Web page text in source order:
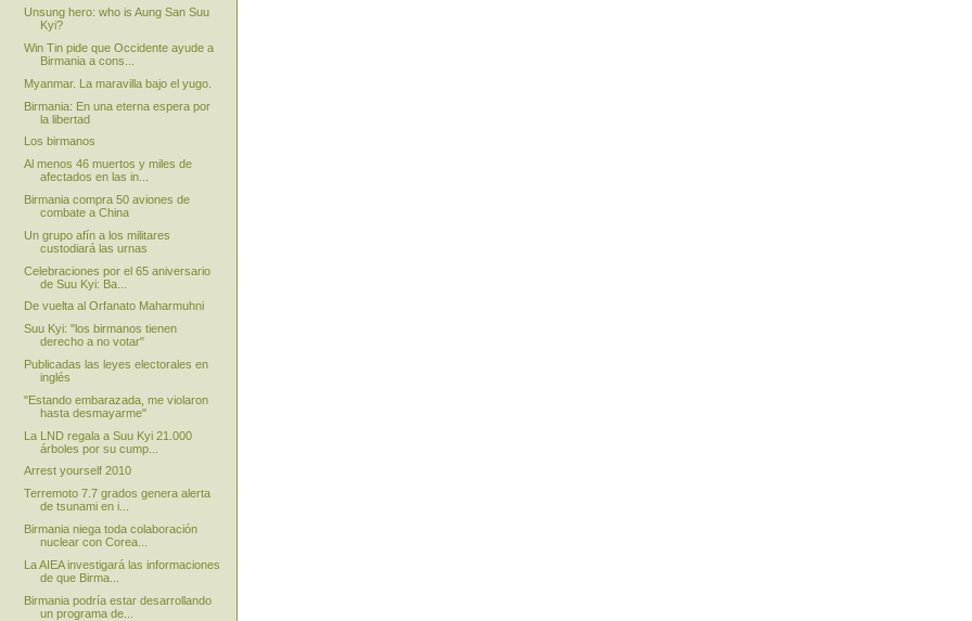
Unsung hero: who is Aung San Suu
Kyi?
Win Tin pide que Occidente ayude a
Birmania a cons...
Myanmar. La maravilla bajo el yugo.
Birmania: En una eterna espera por
la libertad
Los birmanos
Al menos 46 muertos y miles de
afectados en las in...
Birmania compra 50 aviones de
combate a China
Un grupo afín a los militares
custodiará las urnas
Celebraciones por el 65 aniversario
de Suu Kyi: Ba...
De vuelta al Orfanato Maharmuhni
Suu Kyi: "los birmanos tienen
derecho a no votar"
Publicadas las leyes electorales en
inglés
"Estando embarazada, me violaron
hasta desmayarme"
La LND regala a Suu Kyi 21.000
árboles por su cump...
Arrest yourself 2010
Terremoto 7.7 grados genera alerta
de tsunami en i...
Birmania niega toda colaboración
nuclear con Corea...
La AIEA investigará las informaciones
de que Birma...
Birmania podría estar desarrollando
un programa de...